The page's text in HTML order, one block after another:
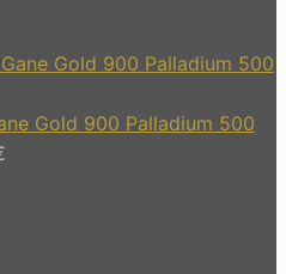
Gold 900 Palladium 500